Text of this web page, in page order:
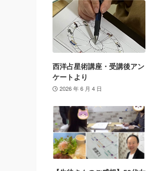
西洋占星術講座・受講後アン
ケートより
2026 年 6 月 4 日